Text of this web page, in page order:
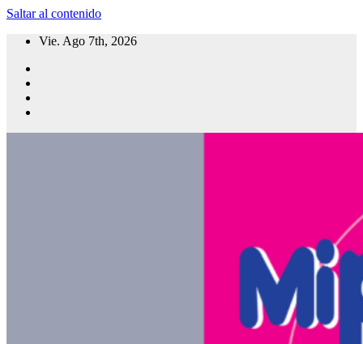
Saltar al contenido
Vie. Ago 7th, 2026